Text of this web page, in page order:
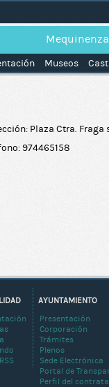
Mequinenza
Museos
Plaza Ctra. Fraga
974465158
AYUNTAMIENTO
Presentación
Corporación
Trámites
Plenos
Sede Electrónica
Portal de
Perfil del